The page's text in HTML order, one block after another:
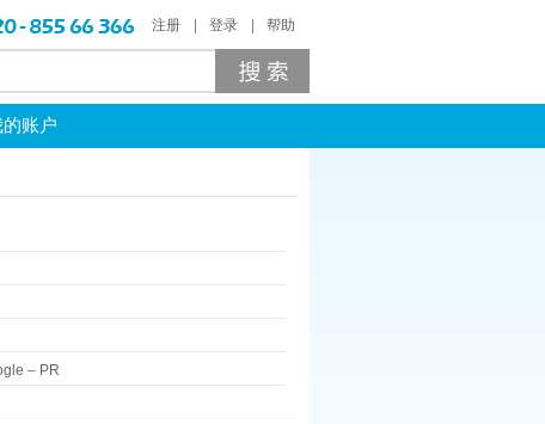
注册 登录 帮助
的账户
– PR